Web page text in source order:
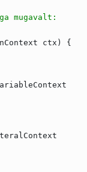
mugavalt:
ctx) {